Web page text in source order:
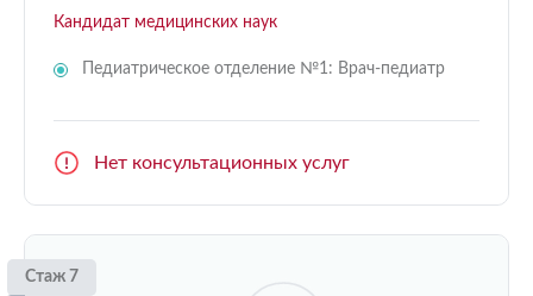
Кандидат медицинских наук
Педиатрическое отделение №1: Врач-педиатр
Нет консультационных услуг
Стаж 7